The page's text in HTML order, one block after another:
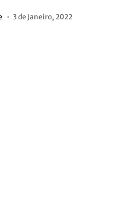
3 de Janeiro, 2022